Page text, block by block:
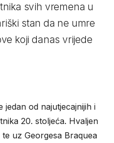
svih vremena u
stan da ne umre
koji danas vrijede
jedan od najutjecajnijih i
20. stoljeća. Hvaljen
uz Georgesa Braquea